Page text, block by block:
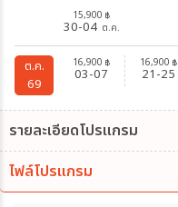
15,900 ฿
30-04 ต.ค.
ต.ค.
69
16,900 ฿
03-07
16,900 ฿
21-25
รายละเอียดโปรแกรม
ไฟล์โปรแกรม